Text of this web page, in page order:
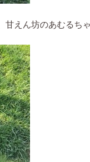
甘えん坊のあむるち